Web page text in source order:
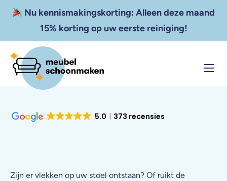
Nu kennismakingskorting: Alleen deze maand
15% korting op uw eerste reiniging!
Home
Zakelijk
5.0 373 recensies
Zijn er vlekken op uw stoel ontstaan? Of ruikt de